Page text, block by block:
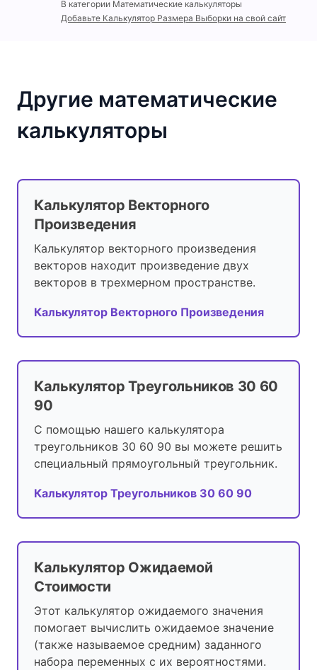
В категории Математические калькуляторы
Добавьте Калькулятор Размера Выборки на свой сайт
Другие математические
калькуляторы
Калькулятор Векторного
Произведения
Калькулятор векторного произведения
векторов находит произведение двух
векторов в трехмерном пространстве.
Калькулятор Векторного Произведения
Калькулятор Треугольников 30 60
90
С помощью нашего калькулятора
треугольников 30 60 90 вы можете решить
специальный прямоугольный треугольник.
Калькулятор Треугольников 30 60 90
Калькулятор Ожидаемой
Стоимости
Этот калькулятор ожидаемого значения
помогает вычислить ожидаемое значение
(также называемое средним) заданного
набора переменных с их вероятностями.